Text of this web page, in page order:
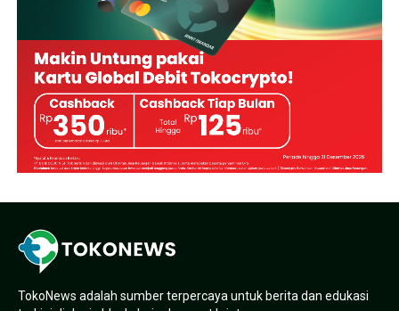
TokoNews adalah sumber terpercaya untuk berita dan edukasi